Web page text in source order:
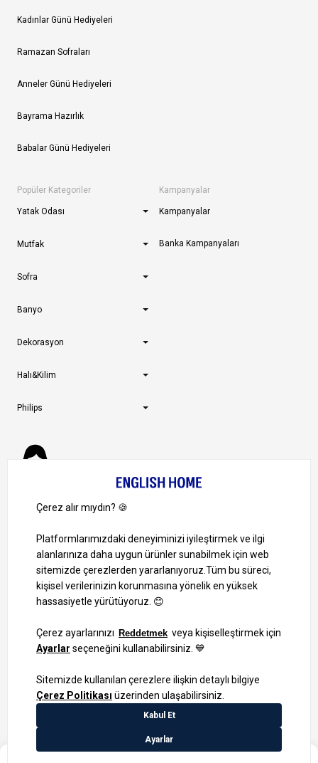
Kadınlar Günü Hediyeleri
Ramazan Sofraları
Anneler Günü Hediyeleri
Bayrama Hazırlık
Babalar Günü Hediyeleri
Popüler Kategoriler
Yatak Odası
Mutfak
Sofra
Banyo
Dekorasyon
Halı&Kilim
Philips
Kampanyalar
Kampanyalar
Banka Kampanyaları
Pazartesi-Cuma: 09:00 – 18:00
Bize Ulaşın
Ayrıcalıklardan yararlanmak için uygulamamızı indirin.
1000 TL ve Üzeri Alışverişlerinizde Kargo Bedava!